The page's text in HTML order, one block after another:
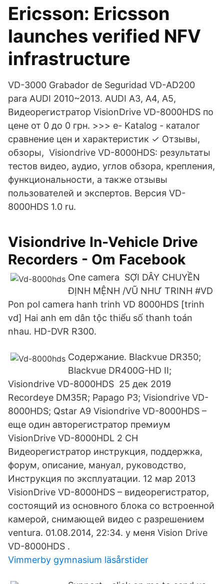
Ericsson: Ericsson
launches verified NFV
infrastructure
VD-3000 Grabador de Seguridad VD-AD200
para AUDI 2010~2013. AUDI A3, A4, A5,
Видеорегистратор VisionDrive VD-8000HDS по
цене от 0 до 0 грн. >>> e- Katalog - каталог
сравнение цен и характеристик ✓ Отзывы,
обзоры, Visiondrive VD-8000HDS: результаты
тестов видео, аудио, углов обзора, крепления,
функциональности, а также отзывы
пользователей и экспертов. Версия VD-
8000HDS 1.0 ru.
Visiondrive In-Vehicle Drive
Recorders - Om Facebook
One camera SỢI DÂY CHUYỀN
ĐỊNH MỆNH /VŨ NHƯ TRINH #VD
Pon pol camera hanh trinh VD 8000HDS [trinh
vd] Hai anh em dân tộc thiểu số thanh toán
nhau. HD-DVR R300.
Содержание. Blackvue DR350;
Blackvue DR400G-HD II;
Visiondrive VD-8000HDS 25 дек 2019
Recordeye DM35R; Papago P3; Visiondrive VD-
8000HDS; Qstar A9 Visiondrive VD-8000HDS –
еще один авторегистратор премиум
VisionDrive VD-8000HDL 2 CH
Видеорегистратор инструкция, поддержка,
форум, описание, мануал, руководство,
Инструкция по эксплуатации. 12 мар 2013
VisionDrive VD-8000HDS – видеорегистратор,
состоящий из основного блока со встроенной
камерой, снимающей видео с разрешением
ventura. 01.08.2014, 22:34. у меня Vision Drive
VD-8000HDS .
Vimmerby gymnasium läsårstider